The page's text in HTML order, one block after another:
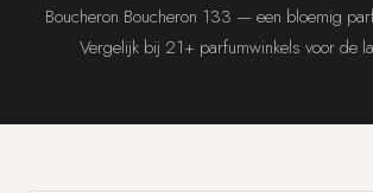
Boucheron Boucheron 133 — een bloemig
Vergelijk bij 21+ parfumwinkels voor de